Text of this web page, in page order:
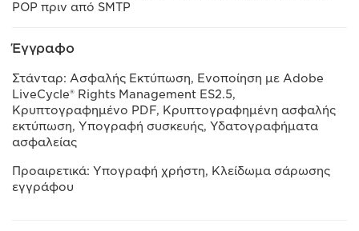
POP πριν από SMTP
Έγγραφο
Στάνταρ: Ασφαλής Εκτύπωση, Ενοποίηση με Adobe
LiveCycle® Rights Management ES2.5,
Κρυπτογραφημένο PDF, Κρυπτογραφημένη ασφαλής
εκτύπωση, Υπογραφή συσκευής, Υδατογραφήματα
ασφαλείας
Προαιρετικά: Υπογραφή χρήστη, Κλείδωμα σάρωσης
εγγράφου